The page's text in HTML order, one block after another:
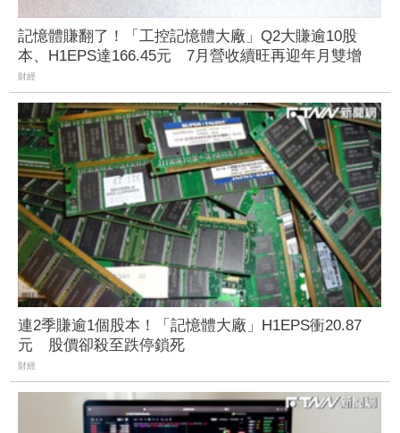
記憶體賺翻了！「工控記憶體大廠」Q2大賺逾10股
本、H1EPS達166.45元 7月營收續旺再迎年月雙增
財經
連2季賺逾1個股本！「記憶體大廠」H1EPS衝20.87
元 股價卻殺至跌停鎖死
財經